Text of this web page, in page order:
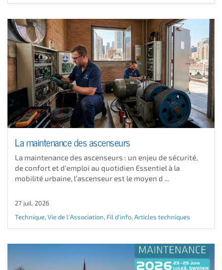
La maintenance des ascenseurs
La maintenance des ascenseurs : un enjeu de sécurité,
de confort et d'emploi au quotidien Essentiel à la
mobilité urbaine, l’ascenseur est le moyen d ...
27 juil. 2026
Technique, Vie de l'Association, Fil d'info, Articles techniques